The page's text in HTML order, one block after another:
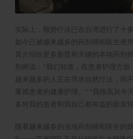
实际上，顺势疗法已在台湾进行了十
如今已被越来越多的药剂师和医生使
其介绍给更多新晋和关键的本地药剂
剂师说：“我们知道，在患者护理方面
越来越多的人正在寻求自然疗法，而
重视患者的健康护理。” “我很高兴今
多对我的患者和我自己都有益的新发
随着越来越多的当地药剂师和医生的